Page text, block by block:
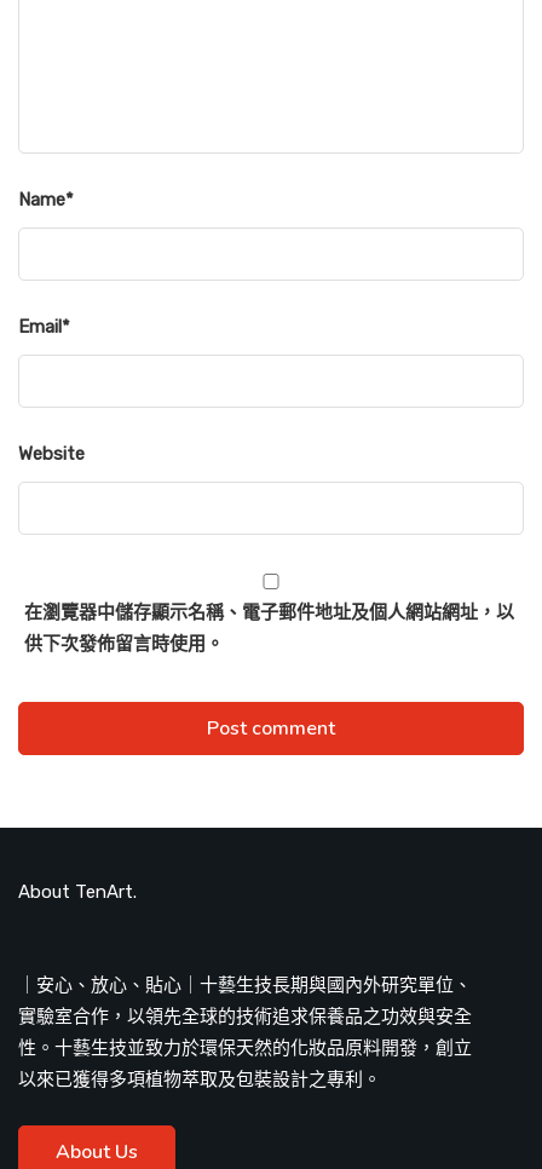
Name*
Email*
Website
在瀏覽器中儲存顯示名稱、電子郵件地址及個人網站網址，以
供下次發佈留言時使用。
About TenArt.
｜安心、放心、貼心｜十藝生技長期與國內外研究單位、
實驗室合作，以領先全球的技術追求保養品之功效與安全
性。十藝生技並致力於環保天然的化妝品原料開發，創立
以來已獲得多項植物萃取及包裝設計之專利。
About Us